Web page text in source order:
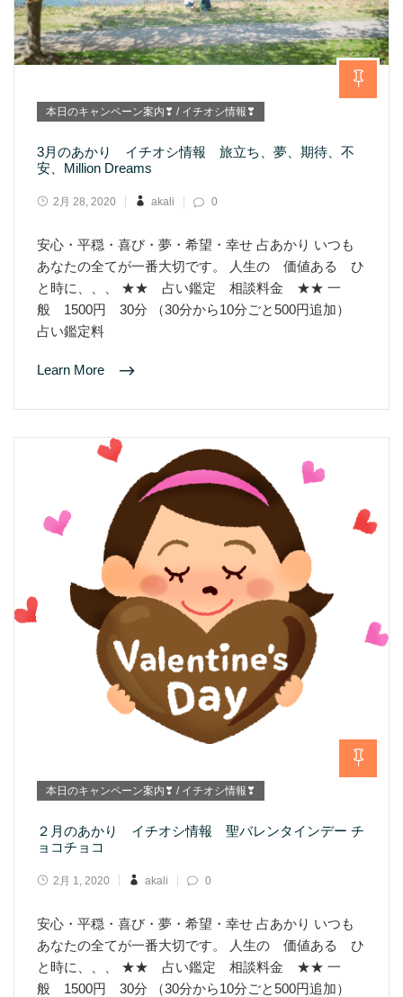
本日のキャンペーン案内❣ / イチオシ情報❣
3月のあかり イチオシ情報 旅立ち、夢、期待、不
安、Million Dreams
2月 28, 2020 akali 0
安心・平穏・喜び・夢・希望・幸せ 占あかり いつも
あなたの全てが一番大切です。 人生の 価値ある ひ
と時に、、、 ★★ 占い鑑定 相談料金 ★★ 一
般 1500円 30分 （30分から10分ごと500円追加）
占い鑑定料
Learn More
本日のキャンペーン案内❣ / イチオシ情報❣
２月のあかり イチオシ情報 聖バレンタインデー チ
ョコチョコ
2月 1, 2020 akali 0
安心・平穏・喜び・夢・希望・幸せ 占あかり いつも
あなたの全てが一番大切です。 人生の 価値ある ひ
と時に、、、 ★★ 占い鑑定 相談料金 ★★ 一
般 1500円 30分 （30分から10分ごと500円追加）